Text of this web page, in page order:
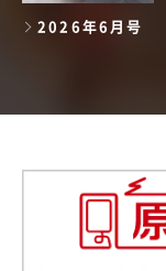
2026年6月号